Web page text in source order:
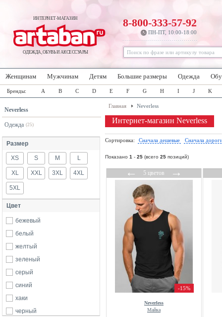
ИНТЕРНЕТ-МАГАЗИН
ОДЕЖДА, ОБУВЬ И АКСЕССУАРЫ
8-800-333-57-92
ПН-ПТ, 10:00-18:00
Женщинам Мужчинам Детям Большие размеры Одежда
Бренды: A B C D E F G H I J K
Neverless
Одежда (25)
Размер
XS S M L
XL XXL 3XL 4XL
5XL
Цвет
бежевый
белый
желтый
зеленый
серый
синий
хаки
черный
Главная Neverless
Интернет-магазин Neverless
Сортировка: Сначала дешевые Сначала
Показано 1 - 25 (всего 25 позиций)
←5 цветов→
-15%
Neverless
Майка